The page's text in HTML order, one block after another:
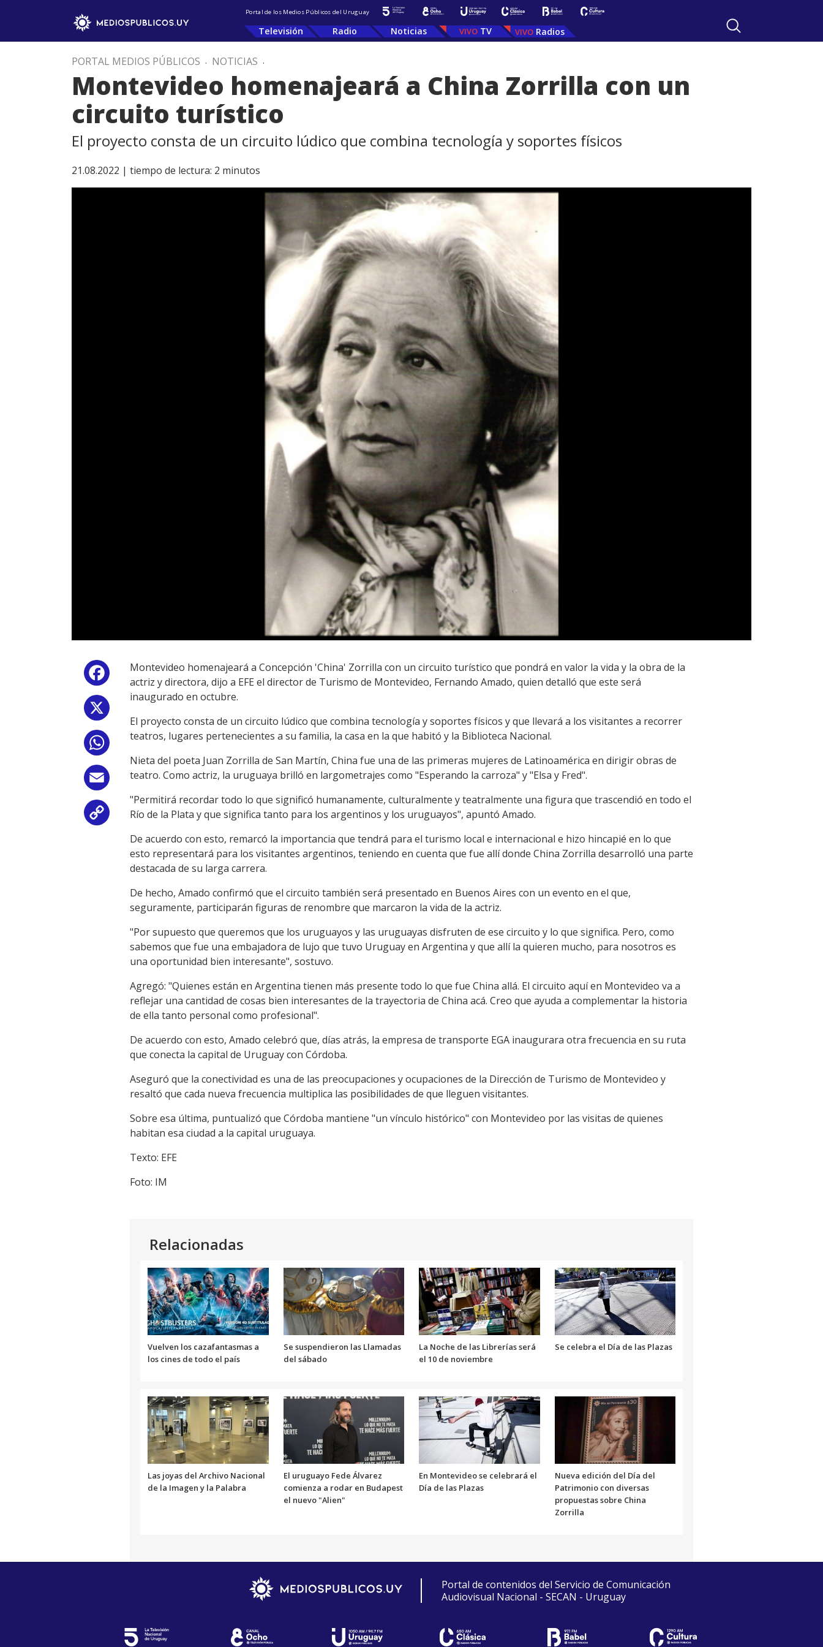
Portal de los Medios Públicos del Uruguay
Televisión Radio Noticias TV Radios
PORTAL MEDIOS PÚBLICOS . NOTICIAS .
Montevideo homenajeará a China Zorrilla con un
circuito turístico
El proyecto consta de un circuito lúdico que combina tecnología y soportes físicos
21.08.2022 | tiempo de lectura: 2 minutos
Facebook
Email
Copy
Link
Montevideo homenajeará a Concepción 'China' Zorrilla con un circuito turístico que pondrá en valor la vida y la obra de la
actriz y directora, dijo a EFE el director de Turismo de Montevideo, Fernando Amado, quien detalló que este será
inaugurado en octubre.
El proyecto consta de un circuito lúdico que combina tecnología y soportes físicos y que llevará a los visitantes a recorrer
teatros, lugares pertenecientes a su familia, la casa en la que habitó y la Biblioteca Nacional.
Nieta del poeta Juan Zorrilla de San Martín, China fue una de las primeras mujeres de Latinoamérica en dirigir obras de
teatro. Como actriz, la uruguaya brilló en largometrajes como "Esperando la carroza" y "Elsa y Fred".
"Permitirá recordar todo lo que significó humanamente, culturalmente y teatralmente una figura que trascendió en todo el
Río de la Plata y que significa tanto para los argentinos y los uruguayos", apuntó Amado.
De acuerdo con esto, remarcó la importancia que tendrá para el turismo local e internacional e hizo hincapié en lo que
esto representará para los visitantes argentinos, teniendo en cuenta que fue allí donde China Zorrilla desarrolló una parte
destacada de su larga carrera.
De hecho, Amado confirmó que el circuito también será presentado en Buenos Aires con un evento en el que,
seguramente, participarán figuras de renombre que marcaron la vida de la actriz.
"Por supuesto que queremos que los uruguayos y las uruguayas disfruten de ese circuito y lo que significa. Pero, como
sabemos que fue una embajadora de lujo que tuvo Uruguay en Argentina y que allí la quieren mucho, para nosotros es
una oportunidad bien interesante", sostuvo.
Agregó: "Quienes están en Argentina tienen más presente todo lo que fue China allá. El circuito aquí en Montevideo va a
reflejar una cantidad de cosas bien interesantes de la trayectoria de China acá. Creo que ayuda a complementar la historia
de ella tanto personal como profesional".
De acuerdo con esto, Amado celebró que, días atrás, la empresa de transporte EGA inaugurara otra frecuencia en su ruta
que conecta la capital de Uruguay con Córdoba.
Aseguró que la conectividad es una de las preocupaciones y ocupaciones de la Dirección de Turismo de Montevideo y
resaltó que cada nueva frecuencia multiplica las posibilidades de que lleguen visitantes.
Sobre esa última, puntualizó que Córdoba mantiene "un vínculo histórico" con Montevideo por las visitas de quienes
habitan esa ciudad a la capital uruguaya.
Texto: EFE
Foto: IM
Relacionadas
Vuelven los cazafantasmas a
los cines de todo el país
Se suspendieron las Llamadas
del sábado
La Noche de las Librerías será
el 10 de noviembre
Se celebra el Día de las Plazas
Las joyas del Archivo Nacional
de la Imagen y la Palabra
El uruguayo Fede Álvarez
comienza a rodar en Budapest
el nuevo "Alien"
En Montevideo se celebrará el
Día de las Plazas
Nueva edición del Día del
Patrimonio con diversas
propuestas sobre China
Zorrilla
Portal de contenidos del Servicio de Comunicación
Audiovisual Nacional - SECAN - Uruguay